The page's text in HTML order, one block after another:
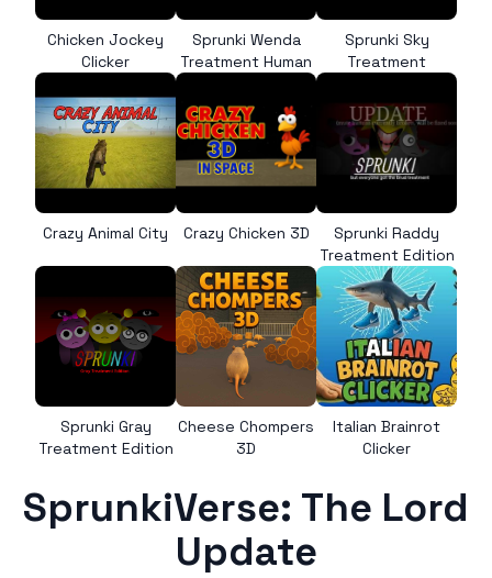
Chicken Jockey
Clicker
Sprunki Wenda
Treatment Human
Sprunki Sky
Treatment
Crazy Animal City Crazy Chicken 3D
Sprunki Raddy
Treatment Edition
Sprunki Gray
Treatment Edition
Cheese Chompers
3D
Italian Brainrot
Clicker
SprunkiVerse: The Lord
Update